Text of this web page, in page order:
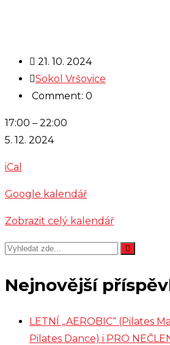
21. 10. 2024
Sokol Vršovice
Comment: 0
Šachy
17:00 – 22:00
5. 12. 2024
iCal
Google kalendář
Zobrazit celý kalendář
Nejnovější
LETNÍ „AEROBIC“ (Pilates
Pilates Dance) i PRO